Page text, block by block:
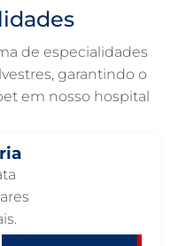
EM GUARULHOS
GUARULHOS
de especialidades
garantindo o
em nosso hospital